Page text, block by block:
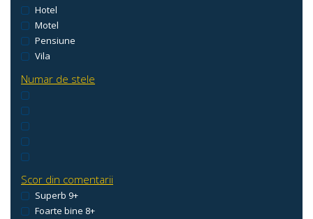
Hotel
Motel
Pensiune
Vila
Numar de stele
Scor din comentarii
Superb 9+
Foarte bine 8+